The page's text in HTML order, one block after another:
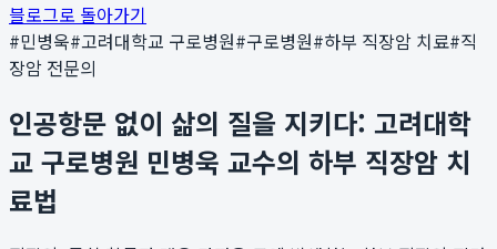
블로그로 돌아가기
#민병욱#고려대학교 구로병원#구로병원#하부 직장암 치료#직
장암 전문의
인공항문 없이 삶의 질을 지키다: 고려대학
교 구로병원 민병욱 교수의 하부 직장암 치
료법